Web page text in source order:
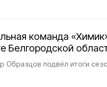
команда
Белгородской
Образцов подвёл итоги